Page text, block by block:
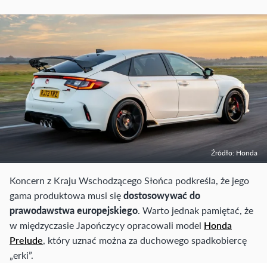
Źródło: Honda
Koncern z Kraju Wschodzącego Słońca podkreśla, że jego
gama produktowa musi siędostosowywać do
prawodawstwa europejskiego. Warto jednak pamiętać, że
w międzyczasie Japończycy opracowali model Honda
Prelude, który uznać można za duchowego spadkobiercę
„erki”.